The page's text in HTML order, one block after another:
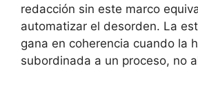
redacción sin este marco
automatizar el desorden. La
gana en coherencia cuando la
subordinada a un proceso, no